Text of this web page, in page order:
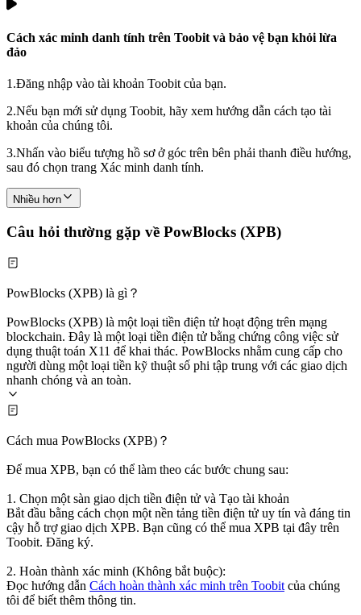
Cách xác minh danh tính trên Toobit và bảo vệ bạn khỏi lừa
đảo
1.Đăng nhập vào tài khoản Toobit của bạn.
2.Nếu bạn mới sử dụng Toobit, hãy xem hướng dẫn cách tạo tài
khoản của chúng tôi.
3.Nhấn vào biểu tượng hồ sơ ở góc trên bên phải thanh điều hướng,
sau đó chọn trang Xác minh danh tính.
Nhiều hơn
Câu hỏi thường gặp về PowBlocks (XPB)
PowBlocks (XPB) là gì？
PowBlocks (XPB) là một loại tiền điện tử hoạt động trên mạng
blockchain. Đây là một loại tiền điện tử bằng chứng công việc sử
dụng thuật toán X11 để khai thác. PowBlocks nhằm cung cấp cho
người dùng một loại tiền kỹ thuật số phi tập trung với các giao dịch
nhanh chóng và an toàn.
Cách mua PowBlocks (XPB)？
Để mua XPB, bạn có thể làm theo các bước chung sau:
1. Chọn một sàn giao dịch tiền điện tử và Tạo tài khoản
Bắt đầu bằng cách chọn một nền tảng tiền điện tử uy tín và đáng tin
cậy hỗ trợ giao dịch XPB. Bạn cũng có thể mua XPB tại đây trên
Toobit. Đăng ký.
2. Hoàn thành xác minh (Không bắt buộc):
Đọc hướng dẫn Cách hoàn thành xác minh trên Toobit của chúng
tôi để biết thêm thông tin.